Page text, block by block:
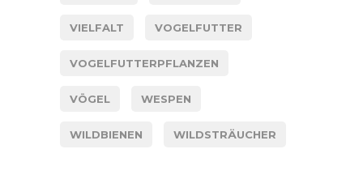
VIELFALT VOGELFUTTER
VOGELFUTTERPFLANZEN
VÖGEL WESPEN
WILDBIENEN WILDSTRÄUCHER